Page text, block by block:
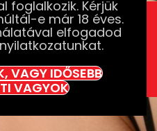
foglalkozik. Kérjük
e már 18 éves.
elfogadod
VAGY IDŐSEBB
VAGYOK
mítosza:
tippek